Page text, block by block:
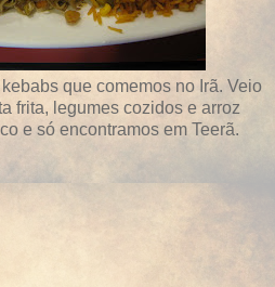
que comemos no Irã. Veio
frita, legumes cozidos e arroz
e só encontramos em Teerã.